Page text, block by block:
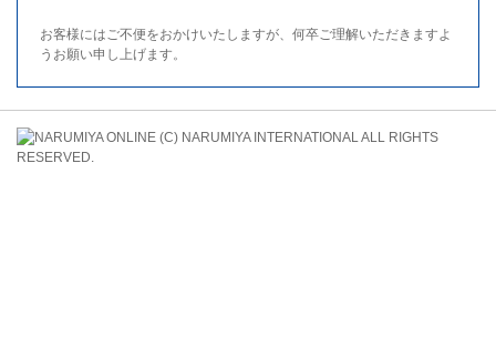
お客様にはご不便をおかけいたしますが、何卒ご理解いただきますよ
うお願い申し上げます。